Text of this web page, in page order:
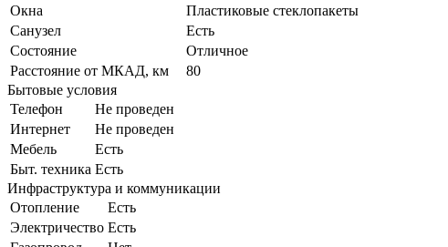
Окна
Пластиковые стеклопакеты
Санузел
Есть
Состояние
Отличное
Расстояние от МКАД, км
80
Бытовые условия
Телефон
Не проведен
Интернет
Не проведен
Мебель
Есть
Быт. техника Есть
Инфраструктура и коммуникации
Отопление
Есть
Электричество Есть